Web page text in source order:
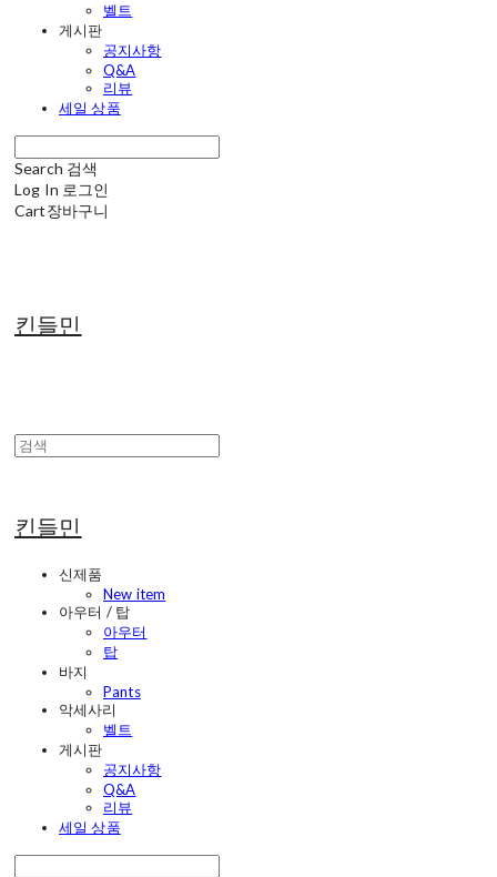
벨트
게시판
공지사항
Q&A
리뷰
세일 상품
Search 검색
Log In 로그인
Cart장바구니
킨들민
킨들민
신제품
New item
아우터 / 탑
아우터
탑
바지
Pants
악세사리
벨트
게시판
공지사항
Q&A
리뷰
세일 상품